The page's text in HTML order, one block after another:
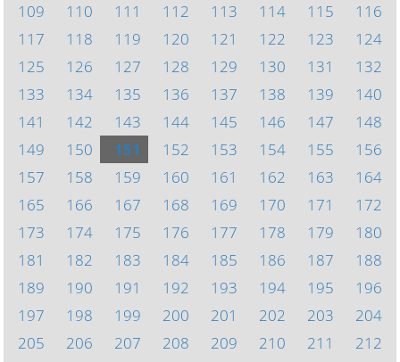
109
110 111 112 113 114 115
116
117
118 119 120 121 122 123
124
125
126 127 128 129 130 131
132
133
134 135 136 137 138 139
140
141
142 143 144 145 146 147
148
149
150 151 152 153 154 155
156
157
158 159 160 161 162 163
164
165
166 167 168 169 170 171
172
173
174 175 176 177 178 179
180
181
182 183 184 185 186 187
188
189
190 191 192 193 194 195
196
197
198 199 200 201 202 203
204
205
206 207 208 209 210 211
212